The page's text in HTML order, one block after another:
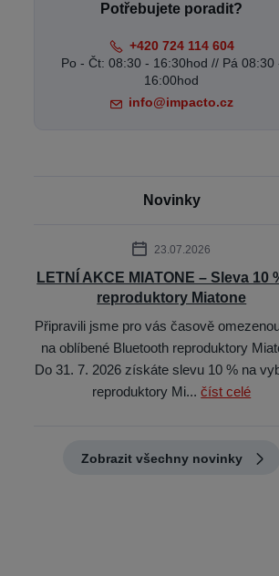
Potřebujete poradit?
+420 724 114 604
Po - Čt: 08:30 - 16:30hod // Pá 08:30
16:00hod
info@impacto.cz
Novinky
23.07.2026
LETNÍ AKCE MIATONE – Sleva 10
reproduktory Miatone
Připravili jsme pro vás časově
na oblíbené Bluetooth reproduktory
Do 31. 7. 2026 získáte slevu 10 % na
reproduktory Mi...číst celé
Zobrazit všechny novinky